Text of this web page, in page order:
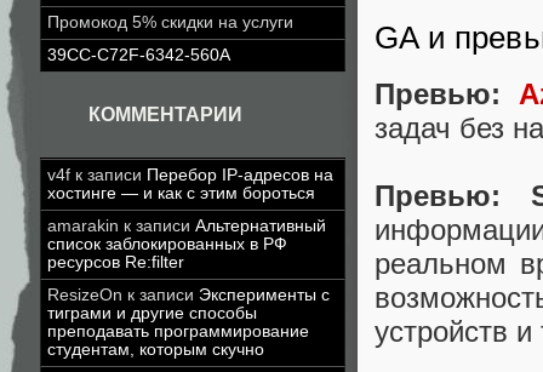
Промокод 5% скидки на услуги
39CC-C72F-6342-560A
КОММЕНТАРИИ
v4f к записи Перебор IP-адресов на
хостинге — и как с этим бороться
amarakin к записи Альтернативный
список заблокированных в РФ
ресурсов Re:filter
ResizeOn к записи Эксперименты с
тиграми и другие способы
преподавать программирование
студентам, которым скучно
GA и
Превью:
задач без
Превью:
реальном
устройств